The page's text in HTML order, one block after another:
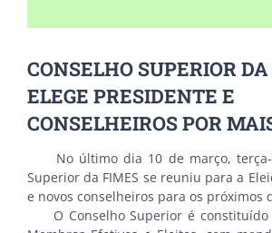
CONSELHO SUPERIOR
ELEGE PRESIDENTE E
CONSELHEIROS POR
No último dia 10 de março, terça-
Superior da FIMES se reuniu para a
e novos conselheiros para os próximos
O Conselho Superior é constituído